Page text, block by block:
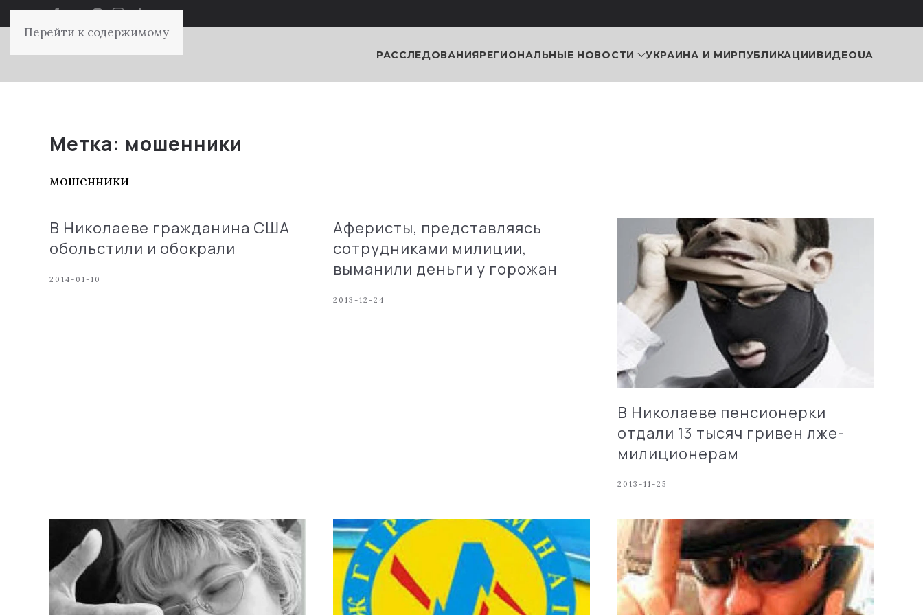
Перейти к содержимому
РАССЛЕДОВАНИЯРЕГИОНАЛЬНЫЕ НОВОСТИ УКРАИНА И МИРПУБЛИКАЦИИВИДЕОUA
Метка: мошенники
мошенники
В Николаеве гражданина США
обольстили и обокрали
2014-01-10
Аферисты, представляясь
сотрудниками милиции,
выманили деньги у горожан
2013-12-24
В Николаеве пенсионерки
отдали 13 тысяч гривен лже-
милиционерам
2013-11-25